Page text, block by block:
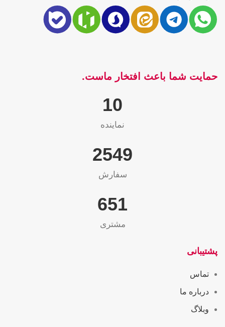
حمایت شما باعث افتخار ماست.
10
نماینده
2565
سفارش
655
مشتری
پشتیبانی
تماس
درباره ما
وبلاگ